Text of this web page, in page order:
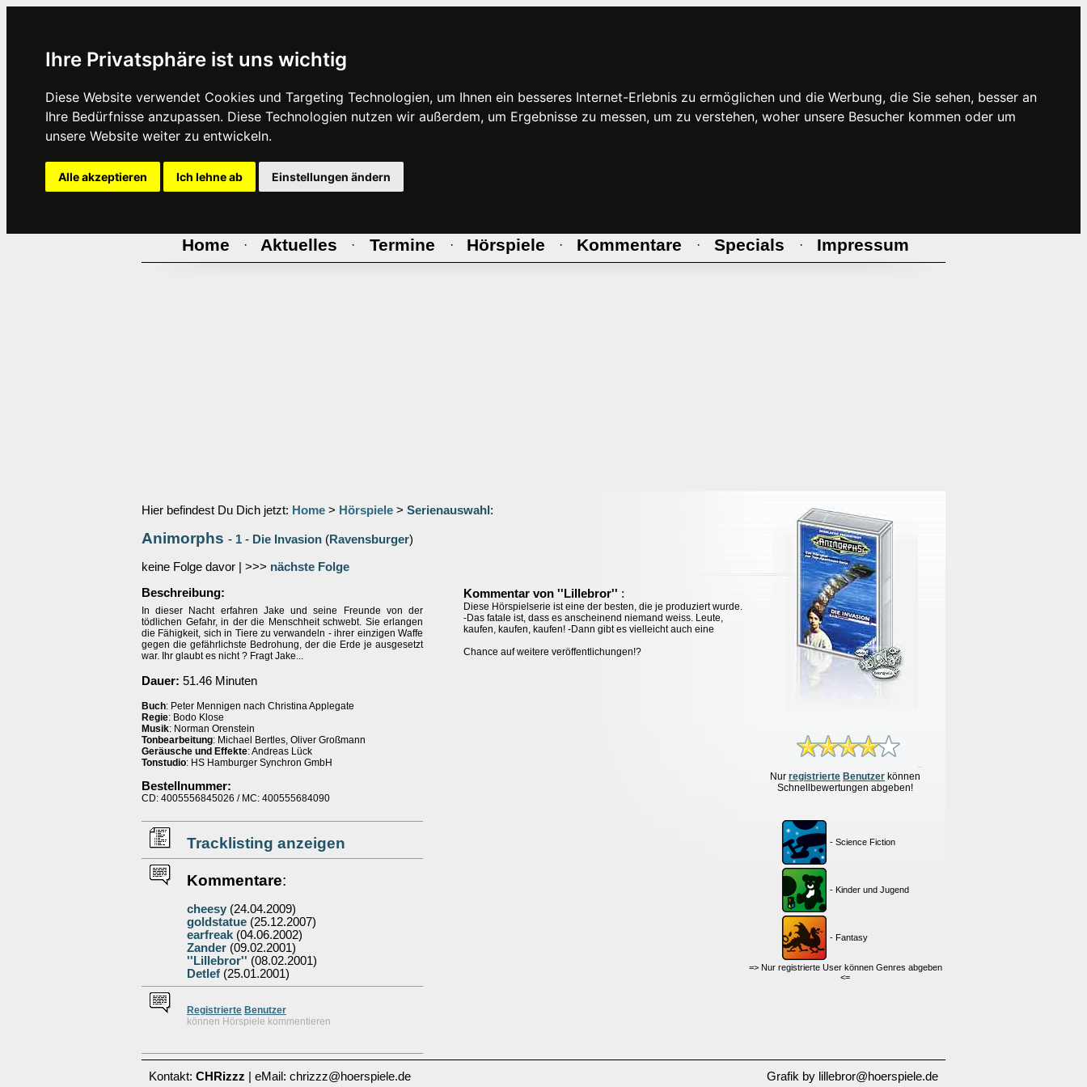
Ihre Privatsphäre ist uns wichtig
Diese Website verwendet Cookies und Targeting Technologien, um Ihnen ein besseres Internet-Erlebnis zu ermöglichen und die Werbung, die Sie sehen, besser an
Ihre Bedürfnisse anzupassen. Diese Technologien nutzen wir außerdem, um Ergebnisse zu messen, um zu verstehen, woher unsere Besucher kommen oder um
unsere Website weiter zu entwickeln.
Alle akzeptieren Ich lehne ab Einstellungen ändern
Home · Aktuelles · Termine · Hörspiele · Kommentare · Specials · Impressum
Hier befindest Du Dich jetzt: Home > Hörspiele > Serienauswahl :
Animorphs - 1 - Die Invasion (Ravensburger)
keine Folge davor | >>> nächste Folge
Nur registrierte Benutzer können
Schnellbewertungen abgeben!
- Science Fiction
- Kinder und Jugend
- Fantasy
=> Nur registrierte User können Genres abgeben
<=
Beschreibung:
In dieser Nacht erfahren Jake und seine Freunde von der
tödlichen Gefahr, in der die Menschheit schwebt. Sie erlangen
die Fähigkeit, sich in Tiere zu verwandeln - ihrer einzigen Waffe
gegen die gefährlichste Bedrohung, der die Erde je ausgesetzt
war. Ihr glaubt es nicht ? Fragt Jake...
Dauer: 51.46 Minuten
Buch: Peter Mennigen nach Christina Applegate
Regie: Bodo Klose
Musik: Norman Orenstein
Tonbearbeitung: Michael Bertles, Oliver Großmann
Geräusche und Effekte: Andreas Lück
Tonstudio: HS Hamburger Synchron GmbH
Bestellnummer:
CD: 4005556845026 / MC: 400555684090
Tracklisting anzeigen
Kommentare:
cheesy (24.04.2009)
goldstatue (25.12.2007)
earfreak (04.06.2002)
Zander (09.02.2001)
''Lillebror'' (08.02.2001)
Detlef (25.01.2001)
Registrierte Benutzer
können Hörspiele kommentieren
Kommentar von ''Lillebror'' :
Diese Hörspielserie ist eine der besten, die je produziert wurde.
-Das fatale ist, dass es anscheinend niemand weiss. Leute,
kaufen, kaufen, kaufen! -Dann gibt es vielleicht auch eine
Chance auf weitere veröffentlichungen!?
Kontakt: CHRizzz | eMail: chrizzz@hoerspiele.de Grafik by lillebror@hoerspiele.de